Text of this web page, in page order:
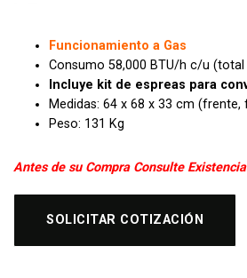
Funcionamiento a Gas
Consumo 58,000 BTU/h c/u (total
Incluye kit de espreas para
Medidas: 64 x 68 x 33 cm
Peso: 131 Kg
Antes de su Compra Consulte
SOLICITAR COTIZACIÓN